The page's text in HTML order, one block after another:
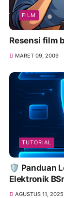
FILM
Resensi film
MARET 09, 2009
TUTORIAL
🛡️ Panduan
Elektronik
AGUSTUS 11, 2025